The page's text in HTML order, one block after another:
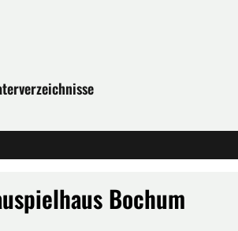
Bochum